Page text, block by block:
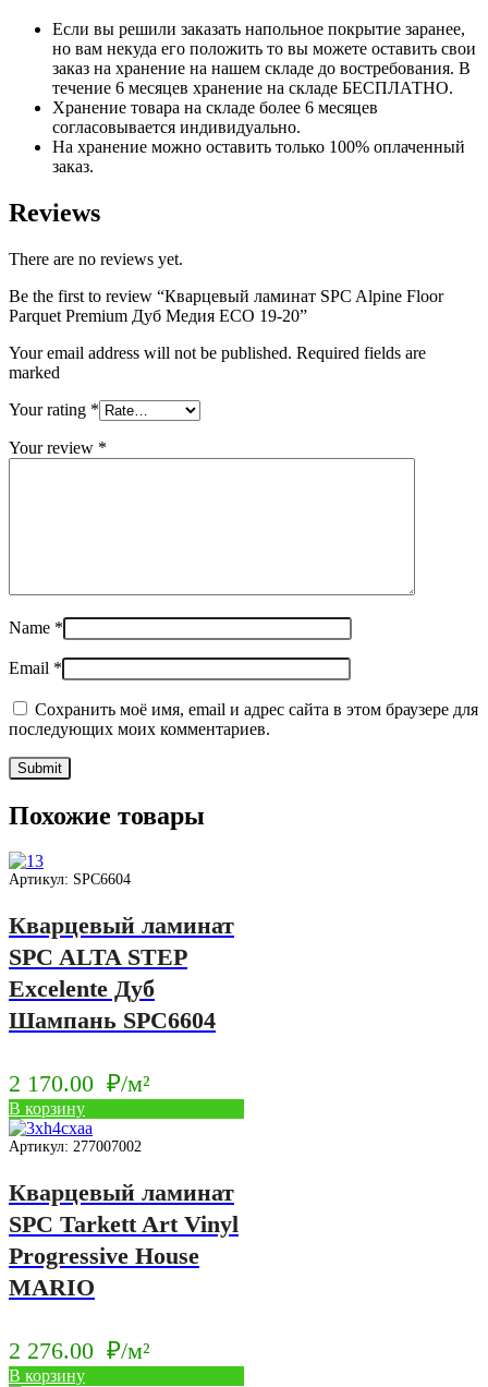
Если вы решили заказать напольное покрытие заранее,
но вам некуда его положить то вы можете оставить свои
заказ на хранение на нашем складе до востребования. В
течение 6 месяцев хранение на складе БЕСПЛАТНО.
Хранение товара на складе более 6 месяцев
согласовывается индивидуально.
На хранение можно оставить только 100% оплаченный
заказ.
Reviews
There are no reviews yet.
Be the first to review “Кварцевый ламинат SPC Alpine Floor
Parquet Premium Дуб Медия ECO 19-20”
Your email address will not be published. Required fields are
marked
Your rating *
Your review *
Name *
Email *
Сохранить моё имя, email и адрес сайта в этом браузере для
последующих моих комментариев.
Похожие товары
Артикул: SPC6604
Кварцевый ламинат
SPC ALTA STEP
Excelente Дуб
Шампань SPC6604
2 170.00 ₽/м²
В корзину
Артикул: 277007002
Кварцевый ламинат
SPC Tarkett Art Vinyl
Progressive House
MARIO
2 276.00 ₽/м²
В корзину